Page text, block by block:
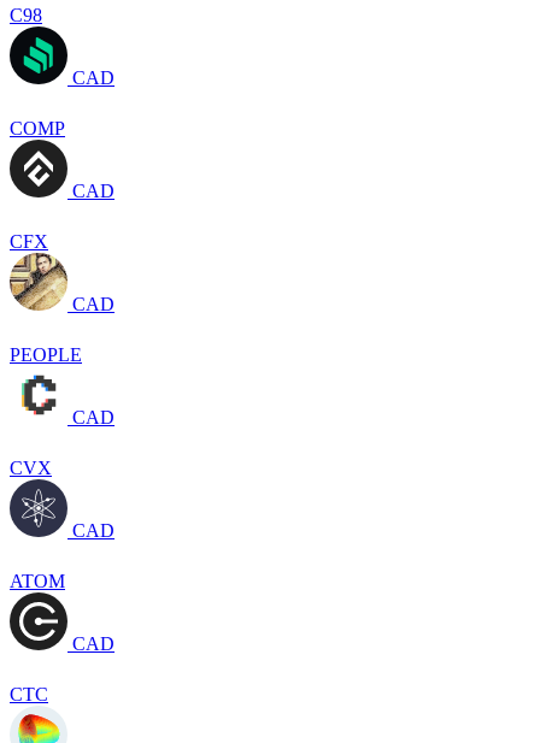
C98
CAD
COMP
CAD
CFX
CAD
PEOPLE
CAD
CVX
CAD
ATOM
CAD
CTC